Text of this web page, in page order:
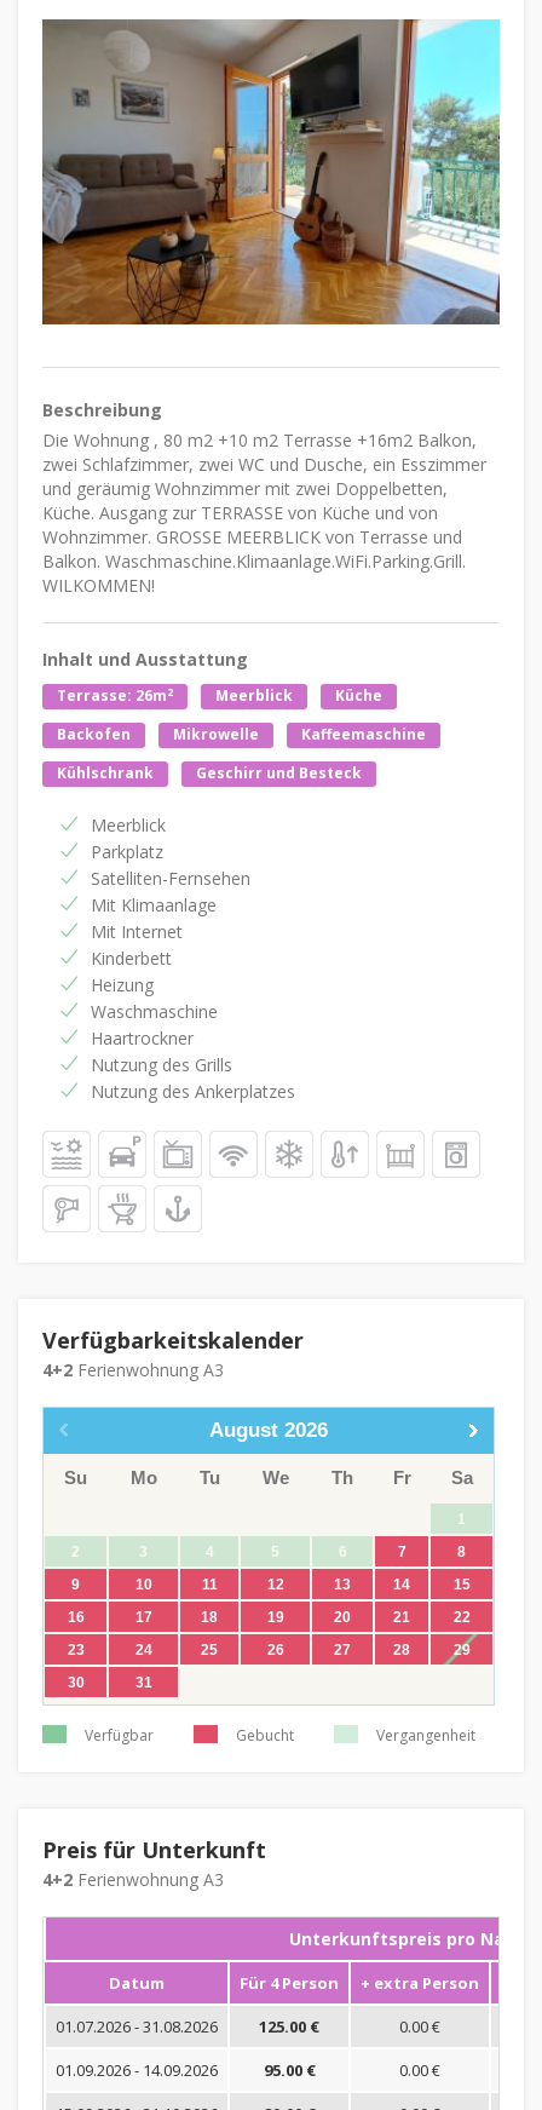
Beschreibung
Die Wohnung , 80 m2 +10 m2 Terrasse +16m2 Balkon,
zwei Schlafzimmer, zwei WC und Dusche, ein Esszimmer
und geräumig Wohnzimmer mit zwei Doppelbetten,
Küche. Ausgang zur TERRASSE von Küche und von
Wohnzimmer. GROSSE MEERBLICK von Terrasse und
Balkon. Waschmaschine.Klimaanlage.WiFi.Parking.Grill.
WILKOMMEN!
Inhalt und Ausstattung
Terrasse: 26m2 Meerblick
Küche
Backofen
Mikrowelle
Kaffeemaschine
Kühlschrank
Geschirr und Besteck
Meerblick
Parkplatz
Satelliten-Fernsehen
Mit Klimaanlage
Mit Internet
Kinderbett
Heizung
Waschmaschine
Haartrockner
Nutzung des Grills
Nutzung des Ankerplatzes
Verfügbarkeitskalender
4+2 Ferienwohnung A3
August 2026
Su Mo Tu We Th Fr Sa
1
2
3 4 5 6 7
8
9
10 11 12 13 14
15
16
17 18 19 20 21
22
23
24 25 26 27 28
29
30
31
Verfügbar Gebucht Vergangenheit
Preis für Unterkunft
4+2 Ferienwohnung A3
Unterkunftspreis pro Nacht
Datum Für 4 Person + extra Person
01.07.2026 - 31.08.2026
125.00 €
0.00 €
01.09.2026 - 14.09.2026
95.00 €
0.00 €